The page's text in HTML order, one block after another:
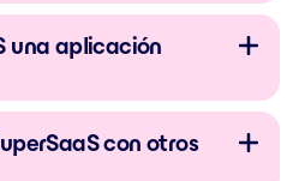
una aplicación
con otros